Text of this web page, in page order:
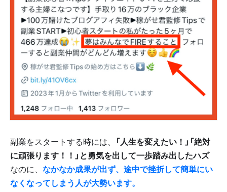
副業をスタートする時には、
「人生を変えたい！」「絶対
に頑張ります！！」と勇気を出して一歩踏み出したハズ
なのに、 なかなか成果が出ず、途中で挫折して簡単にい
なくなってしまう人が大勢います。